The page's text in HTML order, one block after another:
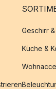
Geschirr
Küche &